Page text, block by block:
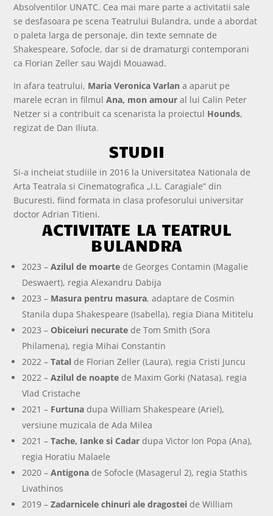
Absolventilor UNATC. Cea mai mare parte a activitatii sale
se desfasoara pe scena Teatrului Bulandra, unde a abordat
o paleta larga de personaje, din texte semnate de
Shakespeare, Sofocle, dar si de dramaturgi contemporani
ca Florian Zeller sau Wajdi Mouawad.
In afara teatrului, Maria Veronica Varlan a aparut pe
marele ecran in filmulAna, mon amour al lui Calin Peter
Netzer si a contribuit ca scenarista la proiectul Hounds,
regizat de Dan Iliuta.
STUDII
Si-a incheiat studiile in 2016 la Universitatea Nationala de
Arta Teatrala si Cinematografica „I.L. Caragiale” din
Bucuresti, fiind formata in clasa profesorului universitar
doctor Adrian Titieni.
ACTIVITATE LA TEATRUL
BULANDRA
2023 –Azilul de moarte de Georges Contamin (Magalie
Deswaert), regia Alexandru Dabija
2023 – Masura pentru masura, adaptare de Cosmin
Stanila dupa Shakespeare (Isabella), regia Diana Mititelu
2023 – Obiceiuri necurate de Tom Smith (Sora
Philamena), regia Mihai Constantin
2022 –Tatal de Florian Zeller (Laura), regia Cristi Juncu
2022 –Azilul de noapte de Maxim Gorki (Natasa), regia
Vlad Cristache
2021 – Furtuna dupa William Shakespeare (Ariel),
versiune muzicala de Ada Milea
2021 –Tache, Ianke si Cadar dupa Victor Ion Popa (Ana),
regia Horatiu Malaele
2020 –Antigona de Sofocle (Masagerul 2), regia Stathis
Livathinos
2019 –Zadarnicele chinuri ale dragostei de William